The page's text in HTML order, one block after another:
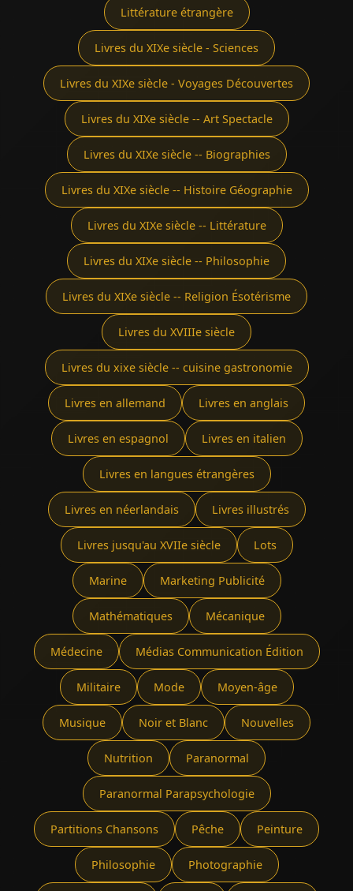
Littérature étrangère
Livres du XIXe siècle - Sciences
Livres du XIXe siècle - Voyages Découvertes
Livres du XIXe siècle -- Art Spectacle
Livres du XIXe siècle -- Biographies
Livres du XIXe siècle -- Histoire Géographie
Livres du XIXe siècle -- Littérature
Livres du XIXe siècle -- Philosophie
Livres du XIXe siècle -- Religion Ésotérisme
Livres du XVIIIe siècle
Livres du xixe siècle -- cuisine gastronomie
Livres en allemand Livres en anglais
Livres en espagnol Livres en italien
Livres en langues étrangères
Livres en néerlandais Livres illustrés
Livres jusqu'au XVIIe siècle Lots
Marine Marketing Publicité
Mathématiques Mécanique
Médecine Médias Communication Édition
Militaire Mode Moyen-âge
Musique Noir et Blanc Nouvelles
Nutrition Paranormal
Paranormal Parapsychologie
Partitions Chansons Pêche Peinture
Philosophie Photographie